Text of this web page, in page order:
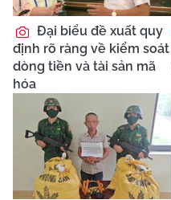
Đại biểu đề xuất quy
định rõ ràng về kiểm soát
dòng tiền và tài sản mã
hóa